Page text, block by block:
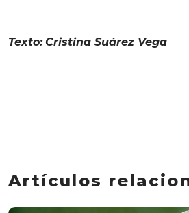
Texto: Cristina Suárez Vega
Artículos